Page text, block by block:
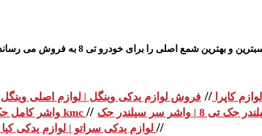
شمع اصلی را برای خودرو تی 8 به فروش می رساند ، برای خرید و سفار
کاپرا // فروش لوازم یدکی وینگل | لوازم اصلی وینگل
واشر کامل جک تی 8 | واشر کامل جک kmc //
//